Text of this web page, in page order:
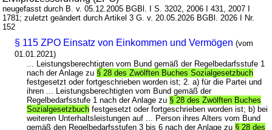
neugefasst durch B. v. 05.12.2005 BGBl. I S. 3202, 2006 I 431, 2007 I
1781; zuletzt geändert durch Artikel 3 G. v. 20.05.2026 BGBl. 2026 I Nr.
152
§ 115 ZPO Einsatz von Einkommen und Vermögen (vom
01.01.2021)
... Leistungsberechtigten vom Bund gemäß der Regelbedarfsstufe 1
nach der Anlage zu § 28 des Zwölften Buches Sozialgesetzbuch
festgesetzt oder fortgeschrieben worden ist; 2. a) für die Partei und
ihren ... Leistungsberechtigten vom Bund gemäß der
Regelbedarfsstufe 1 nach der Anlage zu § 28 des Zwölften Buches
Sozialgesetzbuch festgesetzt oder fortgeschrieben worden ist; b) bei
weiteren Unterhaltsleistungen auf ... Person ihres Alters vom Bund
gemäß den Regelbedarfsstufen 3 bis 6 nach der Anlage zu § 28 des